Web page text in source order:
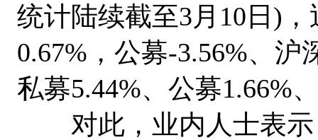
统计陆续截至3月10日)
0.67%，公募-3.56%、沪
私募5.44%、公募1.66%
对此，业内人士表示